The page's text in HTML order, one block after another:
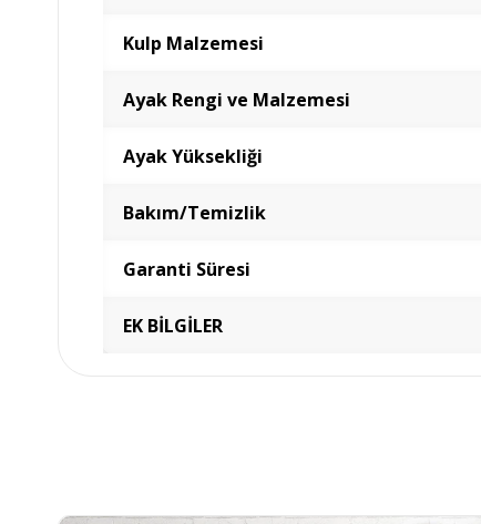
Kulp Malzemesi
Ayak Rengi ve Malzemesi
Ayak Yüksekliği
Bakım/Temizlik
Garanti Süresi
EK BİLGİLER